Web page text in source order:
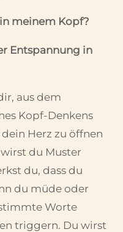
meinem Kopf?
Entspannung in
aus dem
Kopf-Denkens
Herz zu öffnen
du Muster
du, dass du
du müde oder
Worte
triggern. Du wirst